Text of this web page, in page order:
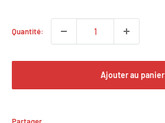
Quantité:
Ajouter au panier